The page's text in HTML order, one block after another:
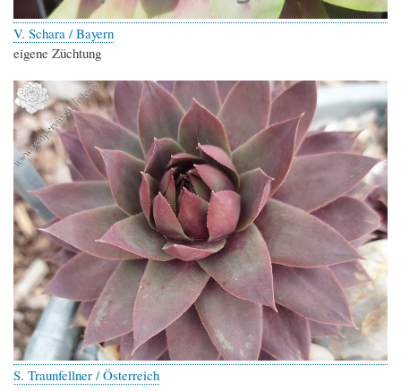
V. Schara / Bayern
eigene Züchtung
S. Traunfellner / Österreich